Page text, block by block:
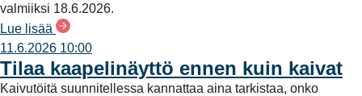
valmiiksi 18.6.2026.
Lue lisää
11.6.2026 10:00
Tilaa kaapelinäyttö ennen kuin kaivat
Kaivutöitä suunnitellessa kannattaa aina tarkistaa, onko